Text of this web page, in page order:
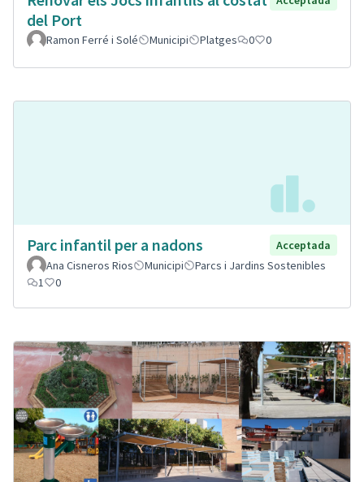
del Port
Ramon Ferré i Solé Municipi Platges 0 0
Parc infantil per a nadons
Acceptada
Ana Cisneros Rios
Municipi
Parcs i Jardins Sostenibles
1
0